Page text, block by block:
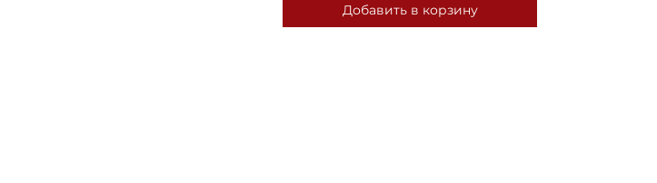
Добавить в корзину